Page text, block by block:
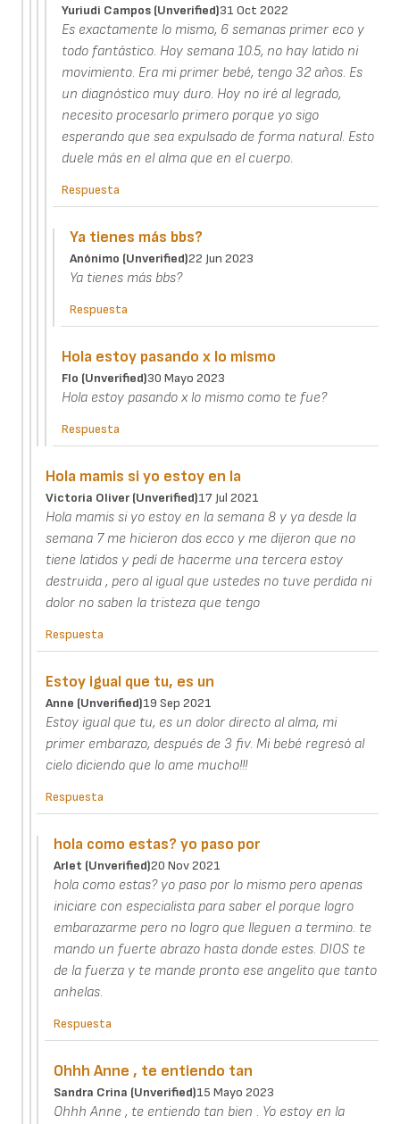
Yuriudi Campos (unverified)31 Oct 2022
Es exactamente lo mismo, 6 semanas primer eco y
todo fantástico. Hoy semana 10.5, no hay latido ni
movimiento. Era mi primer bebé, tengo 32 años. Es
un diagnóstico muy duro. Hoy no iré al legrado,
necesito procesarlo primero porque yo sigo
esperando que sea expulsado de forma natural. Esto
duele más en el alma que en el cuerpo.
Respuesta
Ya tienes más bbs?
Anónimo (unverified)22 Jun 2023
Ya tienes más bbs?
Respuesta
Hola estoy pasando x lo mismo
Flo (unverified)30 Mayo 2023
Hola estoy pasando x lo mismo como te fue?
Respuesta
Hola mamis si yo estoy en la
Victoria Oliver (unverified)17 Jul 2021
Hola mamis si yo estoy en la semana 8 y ya desde la
semana 7 me hicieron dos ecco y me dijeron que no
tiene latidos y pedí de hacerme una tercera estoy
destruida , pero al igual que ustedes no tuve perdida ni
dolor no saben la tristeza que tengo
Respuesta
Estoy igual que tu, es un
Anne (unverified)19 Sep 2021
Estoy igual que tu, es un dolor directo al alma, mi
primer embarazo, después de 3 fiv. Mi bebé regresó al
cielo diciendo que lo ame mucho!!!
Respuesta
hola como estas? yo paso por
Arlet (unverified)20 Nov 2021
hola como estas? yo paso por lo mismo pero apenas
iniciare con especialista para saber el porque logro
embarazarme pero no logro que lleguen a termino. te
mando un fuerte abrazo hasta donde estes. DIOS te
de la fuerza y te mande pronto ese angelito que tanto
anhelas.
Respuesta
Ohhh Anne , te entiendo tan
Sandra Crina (unverified)15 Mayo 2023
Ohhh Anne , te entiendo tan bien . Yo estoy en la